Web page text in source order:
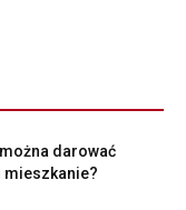
darować
mieszkanie?